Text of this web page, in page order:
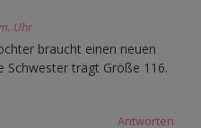
Uhr
braucht einen neuen
Schwester trägt Größe 116.
Antworten